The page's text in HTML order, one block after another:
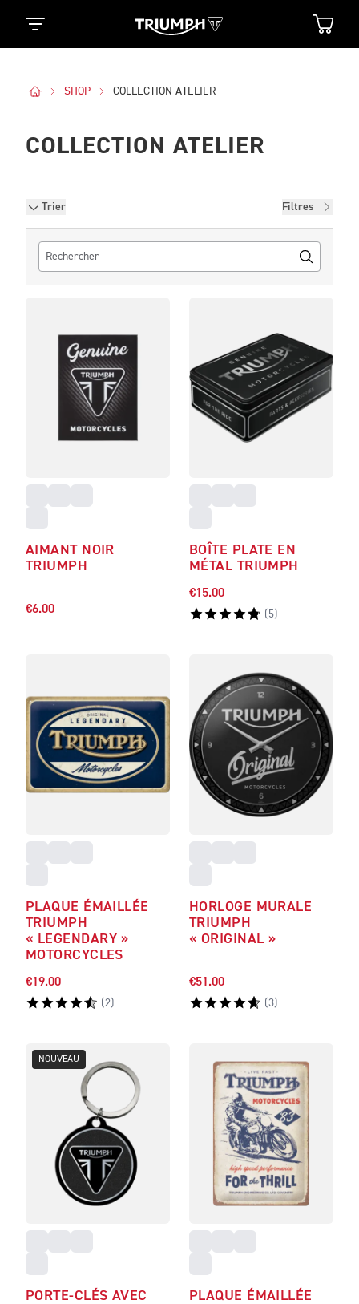
SHOP COLLECTION ATELIER
COLLECTION ATELIER
Trier Filtres
Filtres
AIMANT NOIR
TRIUMPH
€6.00
BOÎTE PLATE EN
MÉTAL TRIUMPH
€15.00
( 5)
PLAQUE ÉMAILLÉE
TRIUMPH
« LEGENDARY »
MOTORCYCLES
€19.00
(2)
HORLOGE MURALE
TRIUMPH
« ORIGINAL »
€51.00
(3)
NOUVEAU
PORTE-CLÉS AVEC
PLAQUE ÉMAILLÉE